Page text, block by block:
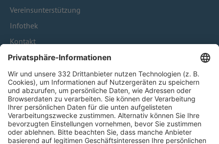
Vereinsunterstützung
Infothek
Kontakt
HÄUFIG BESUCHTE SEITEN
Pässe und Vereinswechsel
Trainerausbildung
Schulungsangebot Vereinsmitarbeiter
BFV-Geschäftsstellen